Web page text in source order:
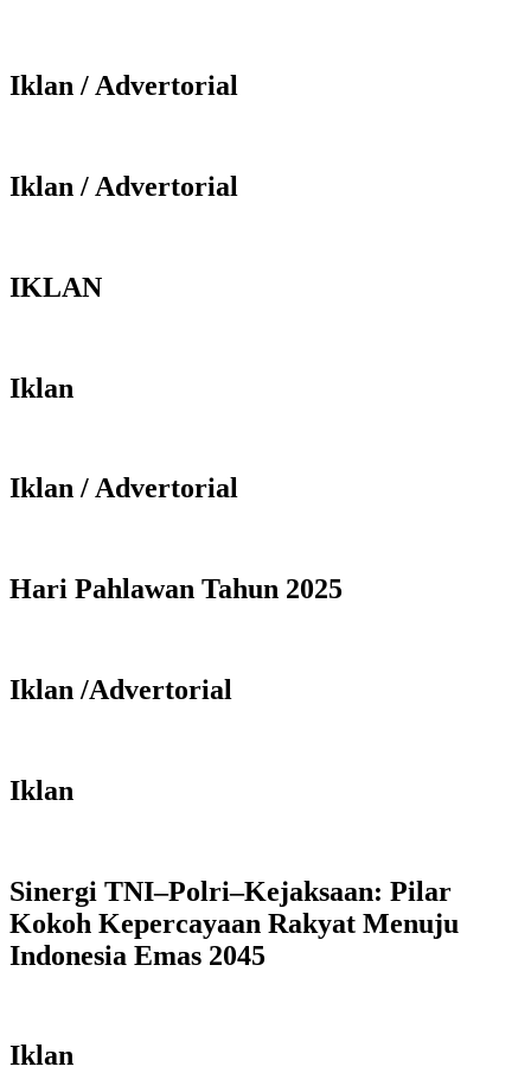
Iklan / Advertorial
Iklan / Advertorial
IKLAN
Iklan
Iklan / Advertorial
Hari Pahlawan Tahun 2025
Iklan /Advertorial
Iklan
Sinergi TNI–Polri–Kejaksaan: Pilar
Kokoh Kepercayaan Rakyat Menuju
Indonesia Emas 2045
Iklan